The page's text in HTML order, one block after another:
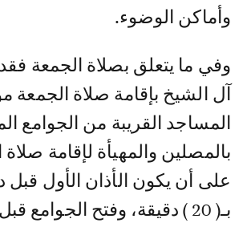
وأماكن الوضوء.
وفي ما يتعلق بصلاة الجمعة فقد
آل الشيخ بإقامة صلاة الجمعة
المساجد القريبة من الجوامع
بالمصلين والمهيأة لإقامة صلاة
على أن يكون الأذان الأول
بـ( 20 ) دقيقة، وفتح الجوامع